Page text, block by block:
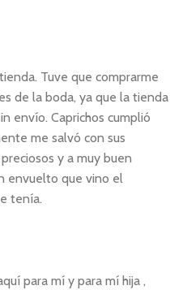
Tuve que comprarme
de la boda, ya que la tienda
envío. Caprichos cumplió
me salvó con sus
y a muy buen
envuelto que vino el
tenía.
para mí y para mí hija ,